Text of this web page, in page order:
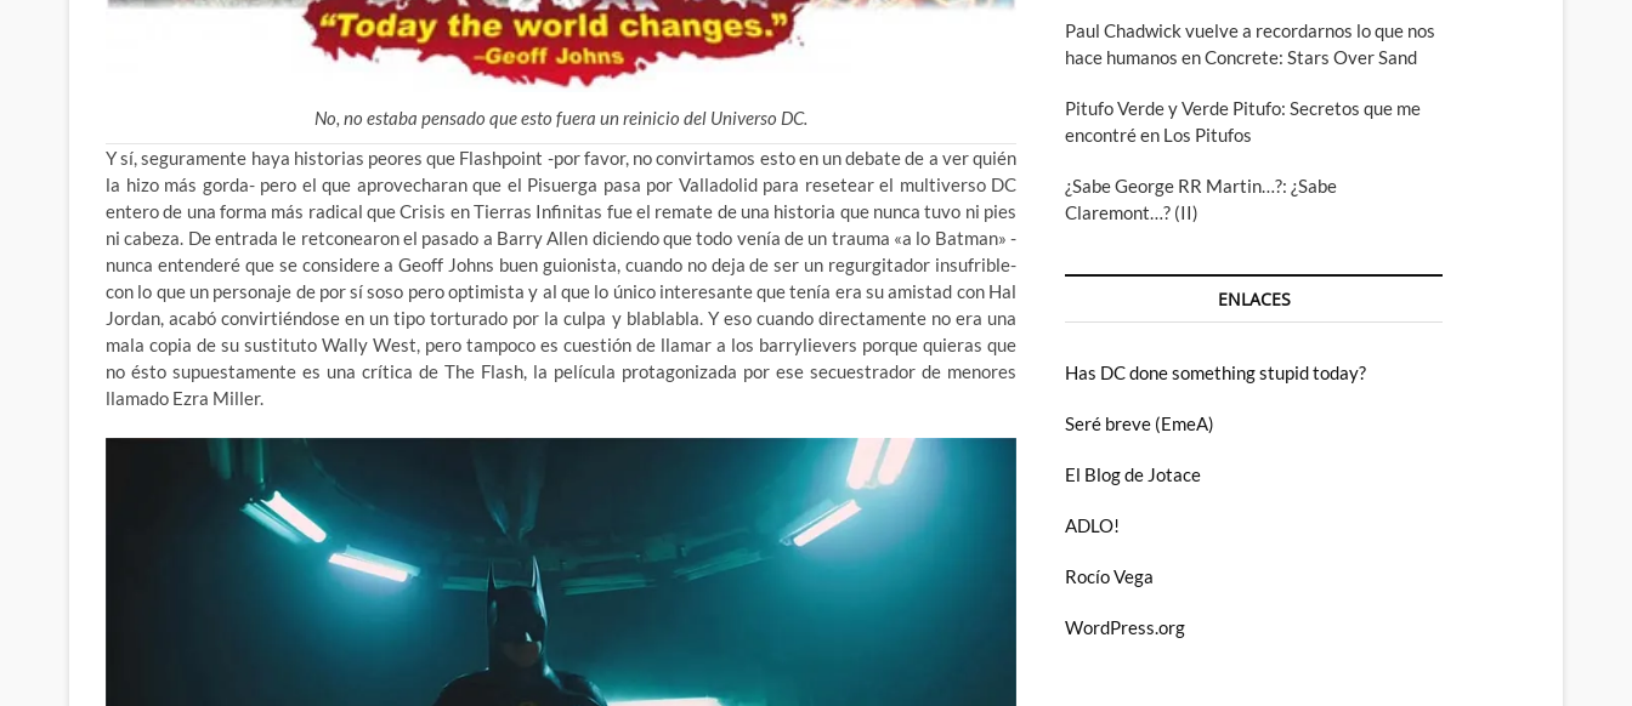
No, no estaba pensado que esto fuera un reinicio del Universo DC.
Y sí, seguramente haya historias peores que Flashpoint -por favor, no convirtamos esto en un debate de a ver quién
la hizo más gorda- pero el que aprovecharan que el Pisuerga pasa por Valladolid para resetear el multiverso DC
entero de una forma más radical que Crisis en Tierras Infinitas fue el remate de una historia que nunca tuvo ni pies
ni cabeza. De entrada le retconearon el pasado a Barry Allen diciendo que todo venía de un trauma «a lo Batman» -
nunca entenderé que se considere a Geoff Johns buen guionista, cuando no deja de ser un regurgitador insufrible-
con lo que un personaje de por sí soso pero optimista y al que lo único interesante que tenía era su amistad con Hal
Jordan, acabó convirtiéndose en un tipo torturado por la culpa y blablabla. Y eso cuando directamente no era una
mala copia de su sustituto Wally West, pero tampoco es cuestión de llamar a los barrylievers porque quieras que
no ésto supuestamente es una crítica de The Flash, la película protagonizada por ese secuestrador de menores
llamado Ezra Miller.
Paul Chadwick vuelve a recordarnos lo que nos
hace humanos en Concrete: Stars Over Sand
Pitufo Verde y Verde Pitufo: Secretos que me
encontré en Los Pitufos
¿Sabe George RR Martin…?: ¿Sabe
Claremont…? (II)
ENLACES
Has DC done something stupid today?
Seré breve (EmeA)
El Blog de Jotace
ADLO!
Rocío Vega
WordPress.org